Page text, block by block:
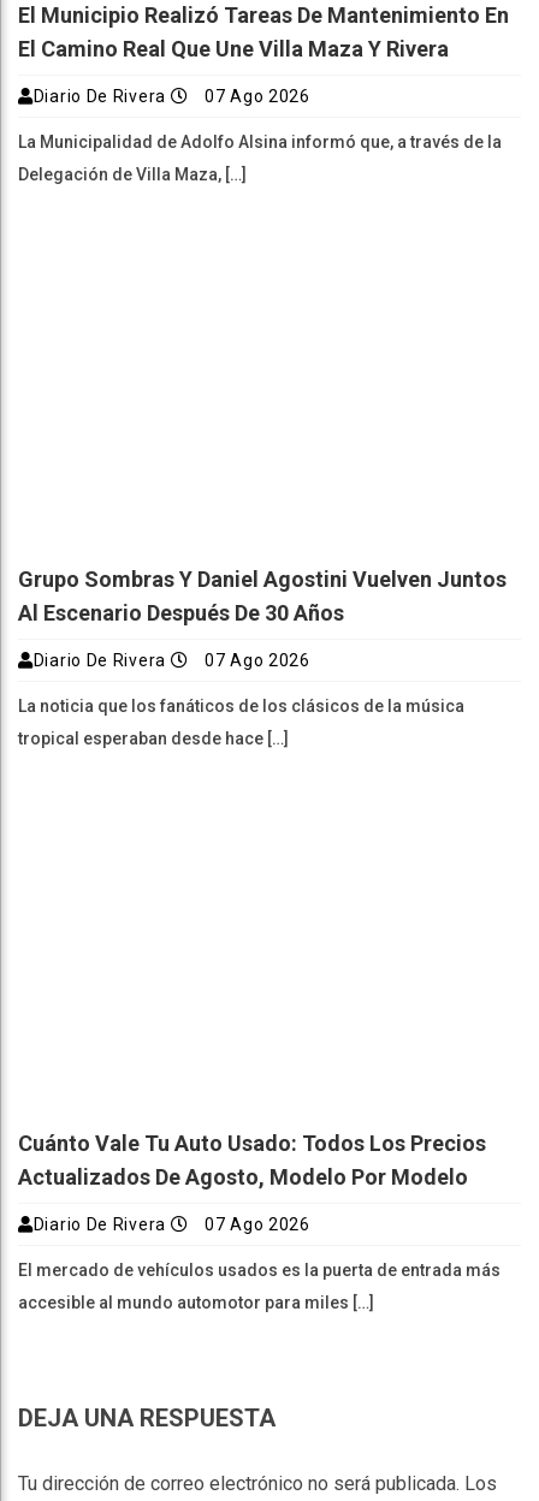
El Municipio Realizó Tareas De Mantenimiento En
El Camino Real Que Une Villa Maza Y Rivera
Diario De Rivera 07 Ago 2026
La Municipalidad de Adolfo Alsina informó que, a través de la
Delegación de Villa Maza, […]
Grupo Sombras Y Daniel Agostini Vuelven Juntos
Al Escenario Después De 30 Años
Diario De Rivera 07 Ago 2026
La noticia que los fanáticos de los clásicos de la música
tropical esperaban desde hace […]
Cuánto Vale Tu Auto Usado: Todos Los Precios
Actualizados De Agosto, Modelo Por Modelo
Diario De Rivera 07 Ago 2026
El mercado de vehículos usados es la puerta de entrada más
accesible al mundo automotor para miles […]
DEJA UNA RESPUESTA
Tu dirección de correo electrónico no será publicada. Los